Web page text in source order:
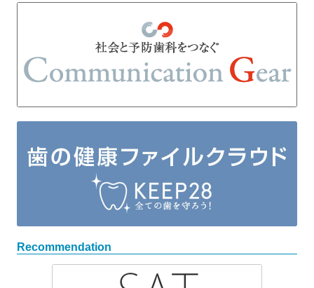
Recommendation